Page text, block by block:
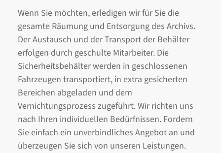
Wenn Sie möchten, erledigen wir für Sie die
gesamte Räumung und Entsorgung des Archivs.
Der Austausch und der Transport der Behälter
erfolgen durch geschulte Mitarbeiter. Die
Sicherheitsbehälter werden in geschlossenen
Fahrzeugen transportiert, in extra gesicherten
Bereichen abgeladen und dem
Vernichtungsprozess zugeführt. Wir richten uns
nach Ihren individuellen Bedürfnissen. Fordern
Sie einfach ein unverbindliches Angebot an und
überzeugen Sie sich von unseren Leistungen.